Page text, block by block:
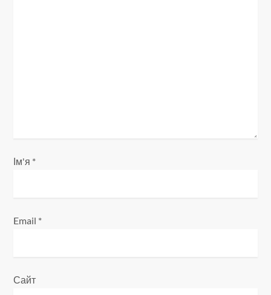
і
Ім'я *
Email *
Сайт